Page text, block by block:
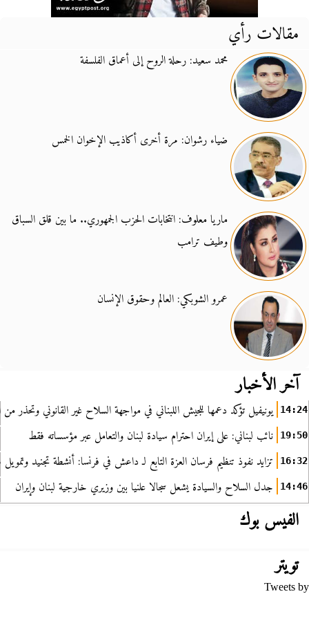
مقالات رأي
محمد سعيد: رحلة الروح إلى أعماق الفلسفة
ضياء رشوان: مرة أخرى أكاذيب الإخوان الخمس
ماريا معلوف: انتخابات الحزب الجمهوري.. ما بين قلق السباق
وطيف ترامب
عمرو الشوبكي: العالم وحقوق الإنسان
آخر الأخبار
14:24 يونيفيل تؤكد دعمها للجيش اللبناني في مواجهة السلاح غير القانوني وتحذر من
19:50 نائب لبناني: على إيران احترام سيادة لبنان والتعامل عبر مؤسساته فقط
16:32 تزايد نفوذ تنظيم فرسان العزة التابع لـ داعش في فرنسا: أنشطة تجنيد
14:46 جدل السلاح والسيادة يشعل سجالا علنيا بين وزيري خارجية لبنان وإيران
الفيس بوك
تويتر
Tweets by